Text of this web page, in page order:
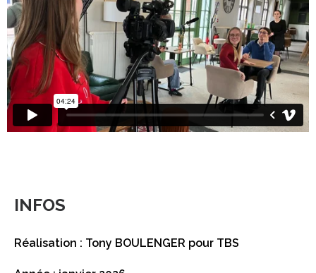
INFOS
Réalisation : Tony BOULENGER pour TBS